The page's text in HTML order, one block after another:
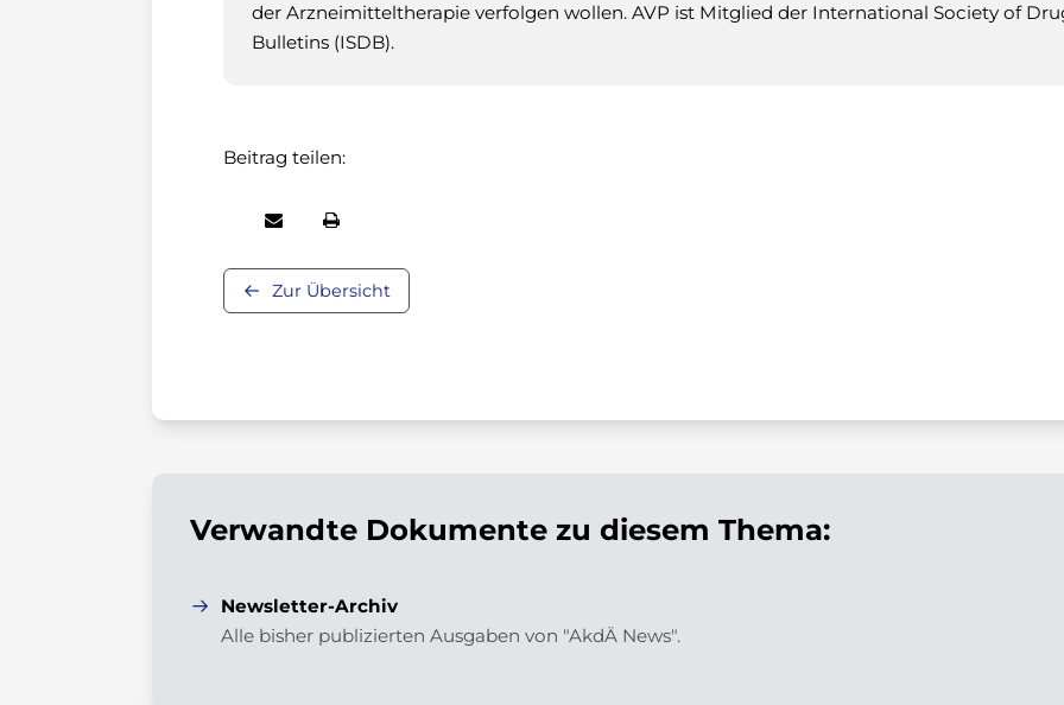
der Arzneimitteltherapie verfolgen wollen. AVP ist Mitglied der International Society of
Bulletins (ISDB).
Beitrag teilen:
Zur Übersicht
Verwandte Dokumente zu diesem Thema:
Newsletter-Archiv
Alle bisher publizierten Ausgaben von "AkdÄ News".